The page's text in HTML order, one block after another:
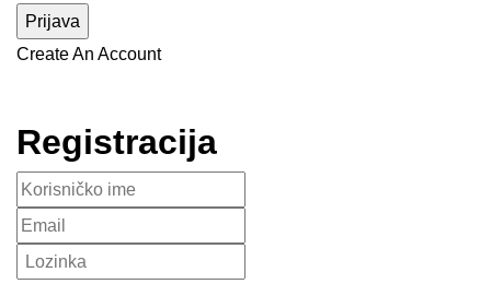
Create An Account
Registracija